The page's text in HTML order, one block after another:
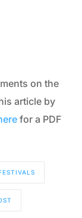
on the
article by
for a PDF